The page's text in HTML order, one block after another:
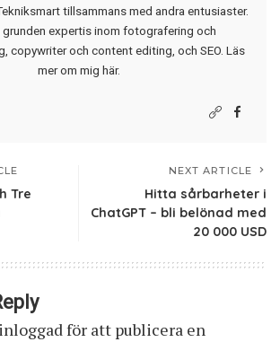
tillsammans med andra entusiaster.
grunden expertis inom fotografering och
copywriter och content editing, och SEO. Läs
mer om mig här.
Tre
NEXT ARTICLE
Hitta sårbarheter i
ChatGPT – bli belönad med
20 000 USD
inloggadför att publicera en